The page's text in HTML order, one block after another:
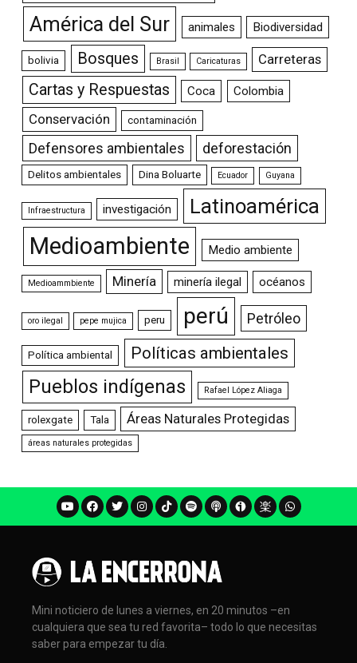
América del Sur animales Biodiversidad
bolivia Bosques Brasil Caricaturas Carreteras
Cartas y Respuestas Coca Colombia
Conservación contaminación
Defensores ambientales deforestación
Delitos ambientales Dina Boluarte Ecuador Guyana
Infraestructura investigación Latinoamérica
Medioambiente Medio ambiente
Medioammbiente Minería minería ilegal océanos
oro ilegal pepe mujica peru perú Petróleo
Política ambiental Políticas ambientales
Pueblos indígenas Rafael López Aliaga
rolexgate Tala Áreas Naturales Protegidas
áreas naturales protegidas
Mini noticiero de lunes a viernes, en 20 minutos –en
cualquiera que sea tu red favorita– todo lo que necesitas
saber para empezar tu día.